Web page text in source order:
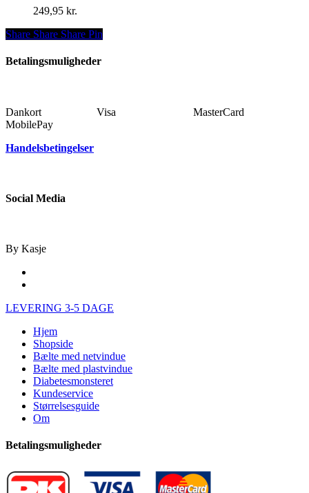
249,95 kr.
Share
Share Share Share Pin
Betalingsmuligheder
Dankort Visa MasterCard
MobilePay
Handelsbetingelser
Social Media
By Kasje
Close
LEVERING 3-5 DAGE
Hjem
Shopside
Bælte med netvindue
Bælte med plastvindue
Diabetesmonsteret
Kundeservice
Størrelsesguide
Om
Betalingsmuligheder